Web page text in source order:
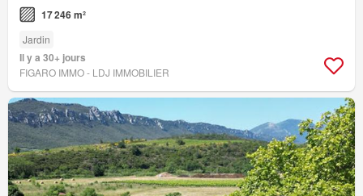
17 246 m²
Jardin
Il y a 30+ jours
FIGARO IMMO - LDJ IMMOBILIER